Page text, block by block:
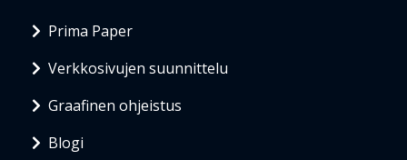
Prima Paper
Verkkosivujen suunnittelu
Graafinen ohjeistus
Blogi